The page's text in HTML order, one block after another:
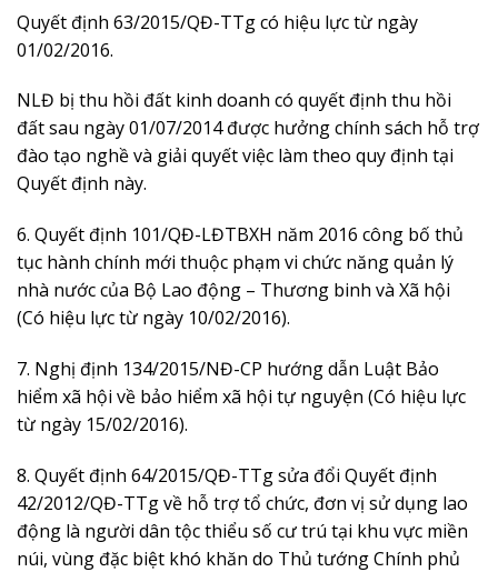
Quyết định 63/2015/QĐ-TTg có hiệu lực từ ngày
01/02/2016.
NLĐ bị thu hồi đất kinh doanh có quyết định thu hồi
đất sau ngày 01/07/2014 được hưởng chính sách hỗ trợ
đào tạo nghề và giải quyết việc làm theo quy định tại
Quyết định này.
6. Quyết định 101/QĐ-LĐTBXH năm 2016 công bố thủ
tục hành chính mới thuộc phạm vi chức năng quản lý
nhà nước của Bộ Lao động – Thương binh và Xã hội
(Có hiệu lực từ ngày 10/02/2016).
7. Nghị định 134/2015/NĐ-CP hướng dẫn Luật Bảo
hiểm xã hội về bảo hiểm xã hội tự nguyện (Có hiệu lực
từ ngày 15/02/2016).
8. Quyết định 64/2015/QĐ-TTg sửa đổi Quyết định
42/2012/QĐ-TTg về hỗ trợ tổ chức, đơn vị sử dụng lao
động là người dân tộc thiểu số cư trú tại khu vực miền
núi, vùng đặc biệt khó khăn do Thủ tướng Chính phủ